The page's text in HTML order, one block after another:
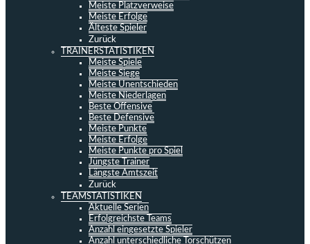
Meiste Platzverweise
Meiste Erfolge
Älteste Spieler
Zurück
TRAINERSTATISTIKEN
Meiste Spiele
Meiste Siege
Meiste Unentschieden
Meiste Niederlagen
Beste Offensive
Beste Defensive
Meiste Punkte
Meiste Erfolge
Meiste Punkte pro Spiel
Jüngste Trainer
Längste Amtszeit
Zurück
TEAMSTATISTIKEN
Aktuelle Serien
Erfolgreichste Teams
Anzahl eingesetzte Spieler
Anzahl unterschiedliche Torschützen